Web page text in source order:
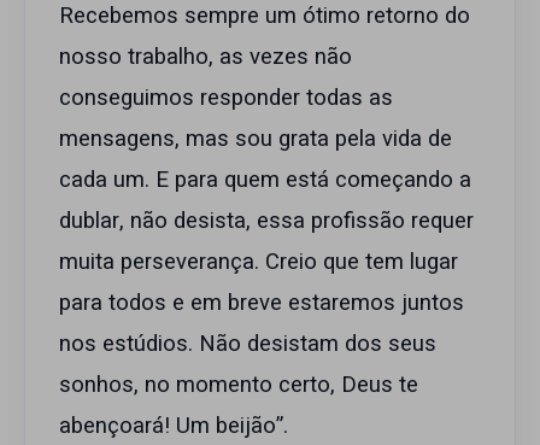
Recebemos sempre um ótimo retorno do
nosso trabalho, as vezes não
conseguimos responder todas as
mensagens, mas sou grata pela vida de
cada um. E para quem está começando a
dublar, não desista, essa profissão requer
muita perseverança. Creio que tem lugar
para todos e em breve estaremos juntos
nos estúdios. Não desistam dos seus
sonhos, no momento certo, Deus te
abençoará! Um beijão”.